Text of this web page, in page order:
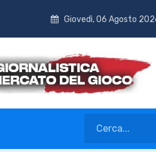
Giovedì, 06 Agosto